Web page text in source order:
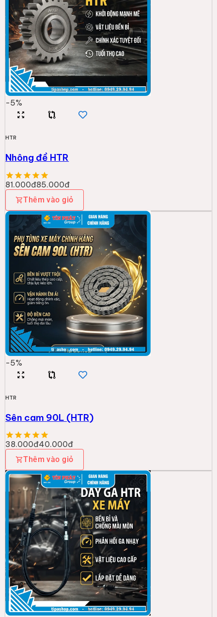
-5%
HTR
Nhông đề HTR
81.000đ85.000đ
Thêm vào giỏ
-5%
HTR
Sên cam 90L (HTR)
38.000đ40.000đ
Thêm vào giỏ